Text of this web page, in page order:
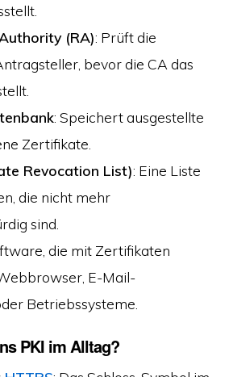
(RA): Prüft die
bevor die CA das
: Speichert ausgestellte
Zertifikate.
Revocation List): Eine Liste
die nicht mehr
sind.
die mit Zertifikaten
E-Mail-
Betriebssysteme.
PKI im Alltag?